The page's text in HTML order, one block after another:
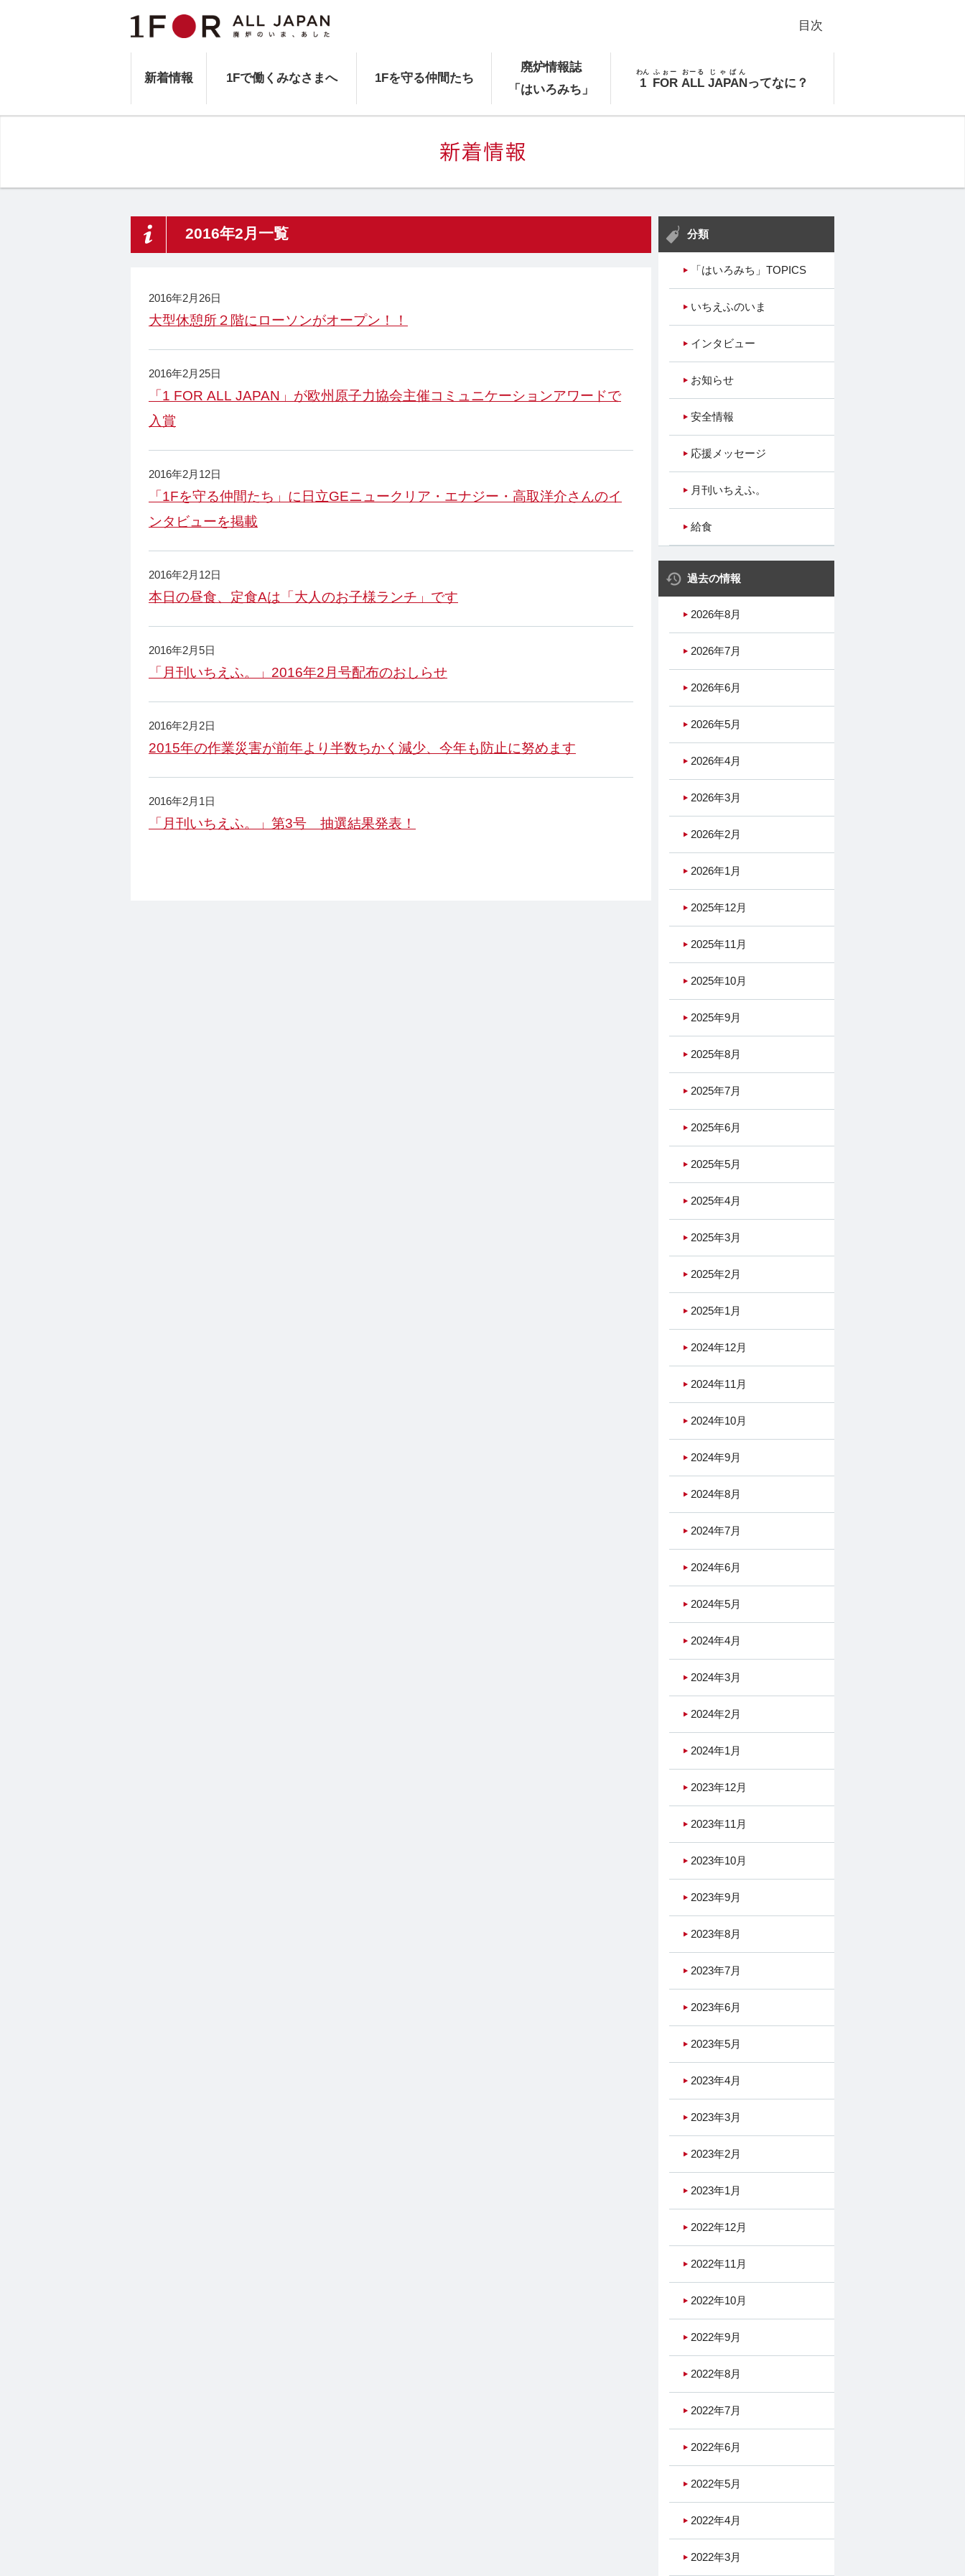
新着情報 1Fで働くみなさまへ 1Fを守る仲間たち
廃炉情報誌
「はいろみち」
1
わん
FOR
ふぉー
ALL
おーる
JAPAN
じゃぱん
ってなに？
目次
2016年2月一覧
2016年2月26日
大型休憩所２階にローソンがオープン！！
2016年2月25日
「1 FOR ALL JAPAN」が欧州原子力協会主催コミュニケーションアワードで
入賞
2016年2月12日
「1Fを守る仲間たち」に日立GEニュークリア・エナジー・高取洋介さんのイ
ンタビューを掲載
2016年2月12日
本日の昼食、定食Aは「大人のお子様ランチ」です
2016年2月5日
「月刊いちえふ。」2016年2月号配布のおしらせ
2016年2月2日
2015年の作業災害が前年より半数ちかく減少、今年も防止に努めます
2016年2月1日
「月刊いちえふ。」第3号 抽選結果発表！
分類
「はいろみち」TOPICS
いちえふのいま
インタビュー
お知らせ
安全情報
応援メッセージ
月刊いちえふ。
給食
過去の情報
2026年8月
2026年7月
2026年6月
2026年5月
2026年4月
2026年3月
2026年2月
2026年1月
2025年12月
2025年11月
2025年10月
2025年9月
2025年8月
2025年7月
2025年6月
2025年5月
2025年4月
2025年3月
2025年2月
2025年1月
2024年12月
2024年11月
2024年10月
2024年9月
2024年8月
2024年7月
2024年6月
2024年5月
2024年4月
2024年3月
2024年2月
2024年1月
2023年12月
2023年11月
2023年10月
2023年9月
2023年8月
2023年7月
2023年6月
2023年5月
2023年4月
2023年3月
2023年2月
2023年1月
2022年12月
2022年11月
2022年10月
2022年9月
2022年8月
2022年7月
2022年6月
2022年5月
2022年4月
2022年3月